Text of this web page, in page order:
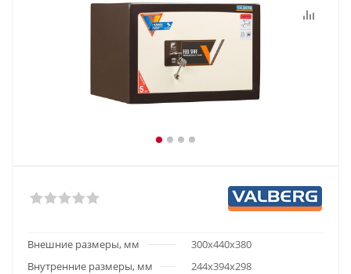
Внешние размеры, мм
300х440х380
Внутренние размеры, мм
244х394х298